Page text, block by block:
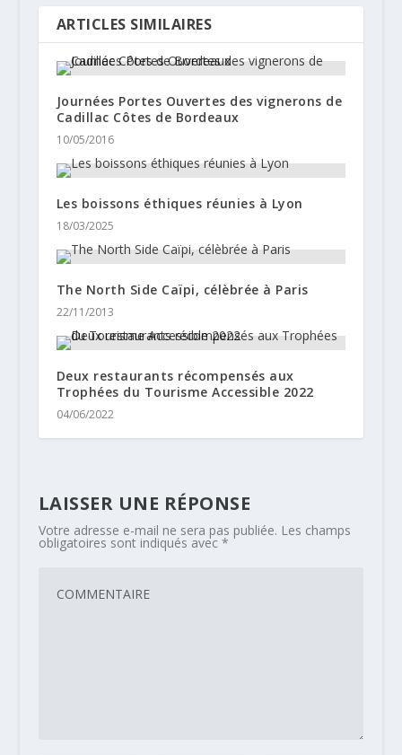
ARTICLES SIMILAIRES
Journées Portes Ouvertes des vignerons de
Cadillac Côtes de Bordeaux
10/05/2016
Les boissons éthiques réunies à Lyon
18/03/2025
The North Side Caïpi, célèbrée à Paris
22/11/2013
Deux restaurants récompensés aux
Trophées du Tourisme Accessible 2022
04/06/2022
LAISSER UNE RÉPONSE
Votre adresse e-mail ne sera pas publiée. Les champs
obligatoires sont indiqués avec *